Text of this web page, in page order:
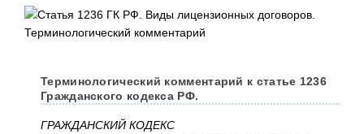
Терминологический комментарий к статье 1236
Гражданского кодекса РФ.
ГРАЖДАНСКИЙ КОДЕКС